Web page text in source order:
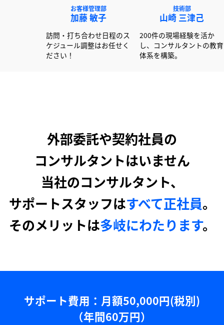
山崎
200件の現場
し、コンサル
訪問・打ち合わせ日程のス
ケジュール調整はお任せく
社以上の書類作成経験
かし大手企業を中心に
ートしています！
外部委託や契約社員の
コンサルタントはいません
当社のコンサルタント、
サポートスタッフはすべて正社員。
そのメリットは多岐にわたります。
サポート費用：⽉額50,000円(税別)
（年間60万円）